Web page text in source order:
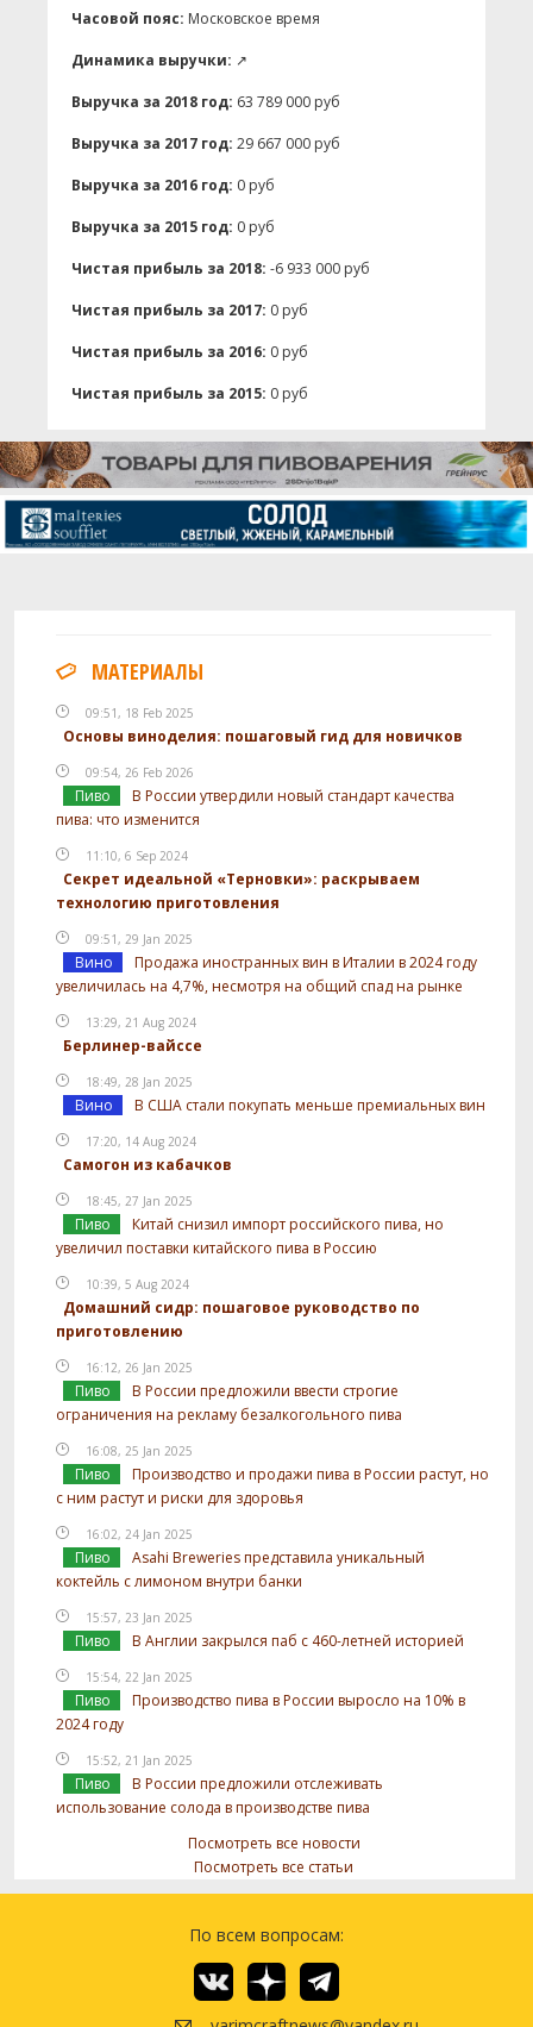
Часовой пояс: Московское время
Динамика выручки: ↗
Выручка за 2018 год: 63 789 000 руб
Выручка за 2017 год: 29 667 000 руб
Выручка за 2016 год: 0 руб
Выручка за 2015 год: 0 руб
Чистая прибыль за 2018: -6 933 000 руб
Чистая прибыль за 2017: 0 руб
Чистая прибыль за 2016: 0 руб
Чистая прибыль за 2015: 0 руб
МАТЕРИАЛЫ
09:51, 18 Feb 2025
Основы виноделия: пошаговый гид для новичков
09:54, 26 Feb 2026
Пиво
В России утвердили новый стандарт качества
пива: что изменится
11:10, 6 Sep 2024
Секрет идеальной «Терновки»: раскрываем
технологию приготовления
09:51, 29 Jan 2025
Вино
Продажа иностранных вин в Италии в 2024 году
увеличилась на 4,7%, несмотря на общий спад на рынке
13:29, 21 Aug 2024
Берлинер-вайссе
18:49, 28 Jan 2025
Вино В США стали покупать меньше премиальных вин
17:20, 14 Aug 2024
Самогон из кабачков
18:45, 27 Jan 2025
Пиво
Китай снизил импорт российского пива, но
увеличил поставки китайского пива в Россию
10:39, 5 Aug 2024
Домашний сидр: пошаговое руководство по
приготовлению
16:12, 26 Jan 2025
Пиво
В России предложили ввести строгие
ограничения на рекламу безалкогольного пива
16:08, 25 Jan 2025
Пиво
Производство и продажи пива в России растут, но
с ним растут и риски для здоровья
16:02, 24 Jan 2025
Пиво
Asahi Breweries представила уникальный
коктейль с лимоном внутри банки
15:57, 23 Jan 2025
Пиво В Англии закрылся паб с 460-летней историей
15:54, 22 Jan 2025
Пиво
Производство пива в России выросло на 10% в
2024 году
15:52, 21 Jan 2025
Пиво
В России предложили отслеживать
использование солода в производстве пива
Посмотреть все новости
Посмотреть все статьи
По всем вопросам: